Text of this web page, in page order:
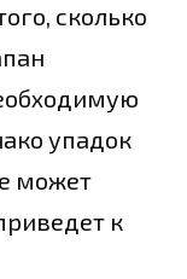
сколько
упадок
может
к